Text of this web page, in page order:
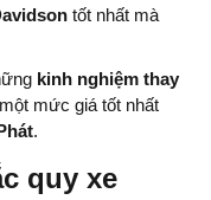
tốt nhất mà
kinh nghiệm thay
mức giá tốt nhất
.
quy xe